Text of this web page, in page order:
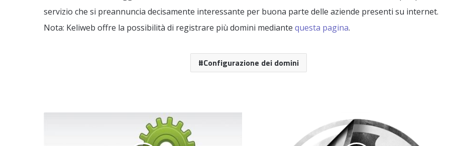
servizio che si preannuncia decisamente interessante per buona parte delle aziende presenti su internet.
Nota: Keliweb offre la possibilità di registrare più domini mediante questa pagina.
Configurazione dei domini